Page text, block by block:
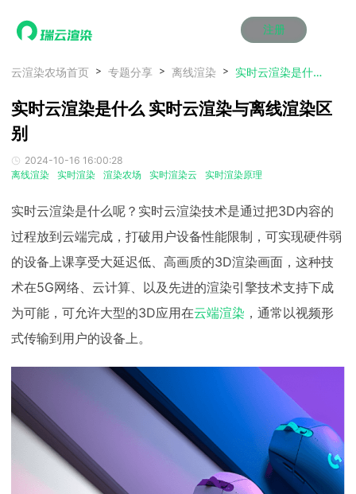
注册
首页
产品服务
云制作
瑞兔百宝箱
AI视频插帧
云制作
瑞兔百宝箱
AI视频插帧
云制作
瑞兔百宝箱
AI视频插帧
云制作
瑞兔百宝箱
AI视频插帧
云制作
瑞兔百宝箱
AI视频插帧
云制作
瑞兔百宝箱
AI视频插帧
Maya云渲染方案
Cinema 4D云渲染方案
Maya AI渲染方案
Maya云渲染方案
Cinema 4D云渲染方案
Maya AI渲染方案
Maya云渲染方案
Cinema 4D云渲染方案
Maya AI渲染方案
Maya云渲染方案
Cinema 4D云渲染方案
Maya AI渲染方案
Maya云渲染方案
Cinema 4D云渲染方案
Maya AI渲染方案
Maya云渲染方案
Cinema 4D云渲染方案
Maya AI渲染方案
动画价格
效果图价格
云制作价格
动画价格
效果图价格
云制作价格
动画价格
效果图价格
云制作价格
动画价格
效果图价格
云制作价格
动画价格
效果图价格
云制作价格
动画价格
效果图价格
云制作价格
资讯&赛事
新闻资讯
渲染百科
渲染大赛
新闻资讯
渲染百科
渲染大赛
新闻资讯
渲染百科
渲染大赛
新闻资讯
渲染百科
渲染大赛
新闻资讯
渲染百科
渲染大赛
新闻资讯
渲染百科
渲染大赛
云渲染优惠攻略
青云平台
云渲染优惠攻略
青云平台
云渲染优惠攻略
青云平台
云渲染优惠攻略
青云平台
云渲染优惠攻略
青云平台
云渲染优惠攻略
青云平台
关于我们
帮助/教程
登录
云渲染农场首页 专题分享 离线渲染 实时云渲染是什么 实时云渲染与离线渲染区别
实时云渲染是什么 实时云渲染与离线渲染区
别
2024-10-16 16:00:28
离线渲染
实时渲染 渲染农场 实时渲染云 实时渲染原理
实时云渲染是什么呢？实时云渲染技术是通过把3D内容的
过程放到云端完成，打破用户设备性能限制，可实现硬件弱
的设备上课享受大延迟低、高画质的3D渲染画面，这种技
术在5G网络、云计算、以及先进的渲染引擎技术支持下成
为可能，可允许大型的3D应用在云端渲染 ，通常以视频形
式传输到用户的设备上。